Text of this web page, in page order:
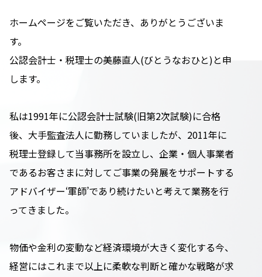
ホームページをご覧いただき、ありがとうございま
す。
公認会計士・税理士の美藤直人(びとうなおひと)と申
します。
私は1991年に公認会計士試験(旧第2次試験)に合格
後、大手監査法人に勤務していましたが、2011年に
税理士登録して当事務所を設立し、企業・個人事業者
であるお客さまに対してご事業の発展をサポートする
アドバイザー‘軍師’であり続けたいと考えて業務を行
ってきました。
物価や金利の変動など経済環境が大きく変化する今、
経営にはこれまで以上に柔軟な判断と確かな戦略が求